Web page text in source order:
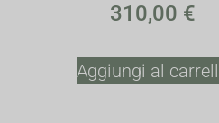
310,00 €
Aggiungi al